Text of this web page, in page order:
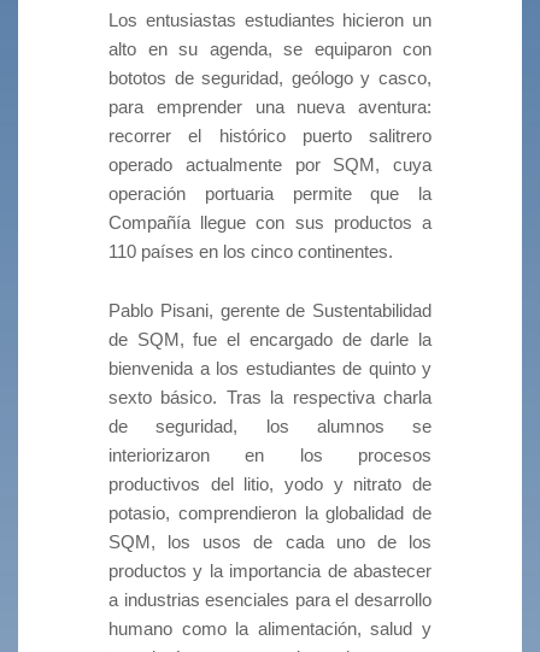
Los entusiastas estudiantes hicieron un
alto en su agenda, se equiparon con
bototos de seguridad, geólogo y casco,
para emprender una nueva aventura:
recorrer el histórico puerto salitrero
operado actualmente por SQM, cuya
operación portuaria permite que la
Compañía llegue con sus productos a
110 países en los cinco continentes.
Pablo Pisani, gerente de Sustentabilidad
de SQM, fue el encargado de darle la
bienvenida a los estudiantes de quinto y
sexto básico. Tras la respectiva charla
de seguridad, los alumnos se
interiorizaron en los procesos
productivos del litio, yodo y nitrato de
potasio, comprendieron la globalidad de
SQM, los usos de cada uno de los
productos y la importancia de abastecer
a industrias esenciales para el desarrollo
humano como la alimentación, salud y